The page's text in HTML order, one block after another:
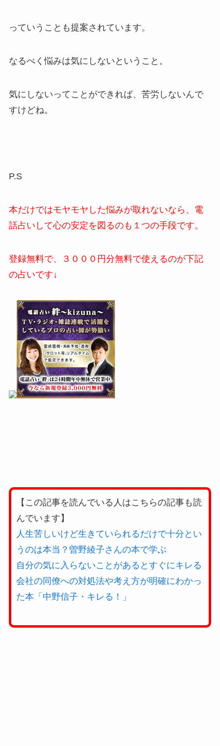
っていうことも提案されています。
なるべく悩みは気にしないということ。
気にしないってことができれば、苦労しないんで
すけどね。
P.S
本だけではモヤモヤした悩みが取れないなら、電
話占いして心の安定を図るのも１つの手段です。
登録無料で、３０００円分無料で使えるのが下記
の占いです↓
【この記事を読んでいる人はこちらの記事も読
んでいます】
人生苦しいけど生きていられるだけで十分とい
うのは本当？曽野綾子さんの本で学ぶ
自分の気に入らないことがあるとすぐにキレる
会社の同僚への対処法や考え方が明確にわかっ
た本「中野信子・キレる！」